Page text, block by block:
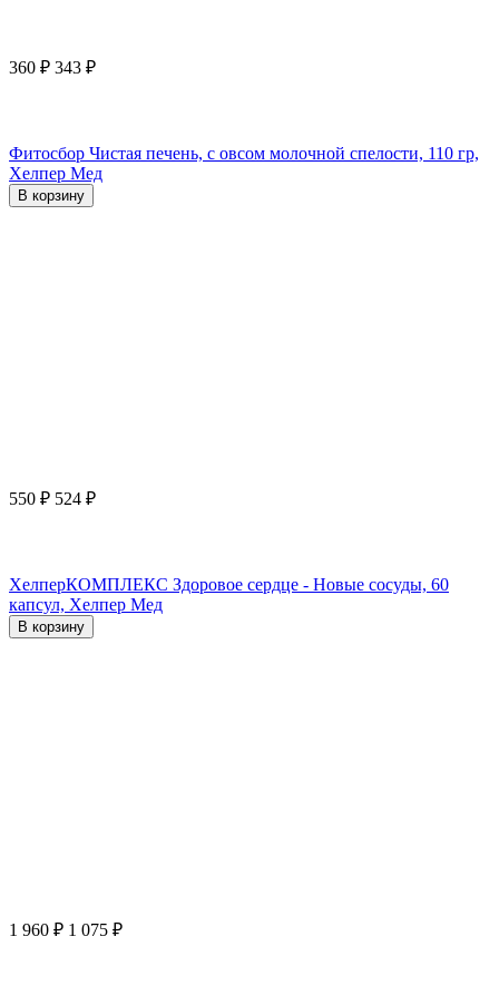
360 ₽ 343 ₽
Фитосбор Чистая печень, с овсом молочной спелости, 110 гр,
Хелпер Мед
В корзину
550 ₽ 524 ₽
ХелперКОМПЛЕКС Здоровое сердце - Новые сосуды, 60
капсул, Хелпер Мед
В корзину
1 960 ₽ 1 075 ₽